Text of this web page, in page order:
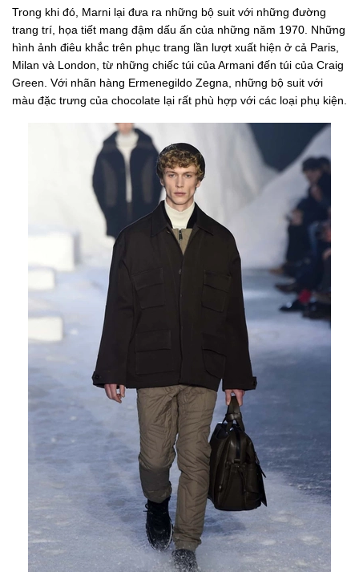
Trong khi đó, Marni lại đưa ra những bộ suit với những đường
trang trí, họa tiết mang đậm dấu ấn của những năm 1970. Những
hình ảnh điêu khắc trên phục trang lần lượt xuất hiện ở cả Paris,
Milan và London, từ những chiếc túi của Armani đến túi của Craig
Green. Với nhãn hàng Ermenegildo Zegna, những bộ suit với
màu đặc trưng của chocolate lại rất phù hợp với các loại phụ kiện.